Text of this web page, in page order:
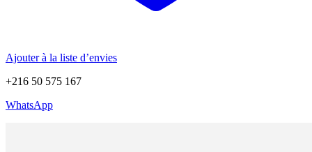
Ajouter à la liste d’envies
+216 50 575 167
WhatsApp